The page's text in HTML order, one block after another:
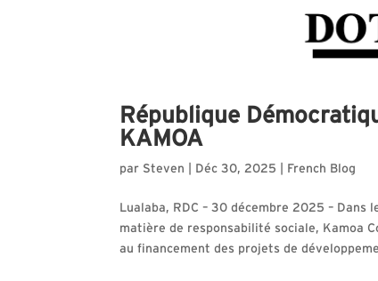
République
KAMOA
par Steven Déc 30, 2025 French Blog
Lualaba, RDC – 30 décembre 2025 –
matière de responsabilité sociale, Kamoa
au financement des projets de